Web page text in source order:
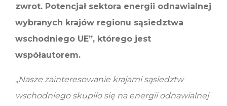
zwrot. Potencjał sektora energii odnawialnej
wybranych krajów regionu sąsiedztwa
wschodniego UE”, którego jest
współautorem.
„Nasze zainteresowanie krajami sąsiedztw
wschodniego skupiło się na energii odnawialnej